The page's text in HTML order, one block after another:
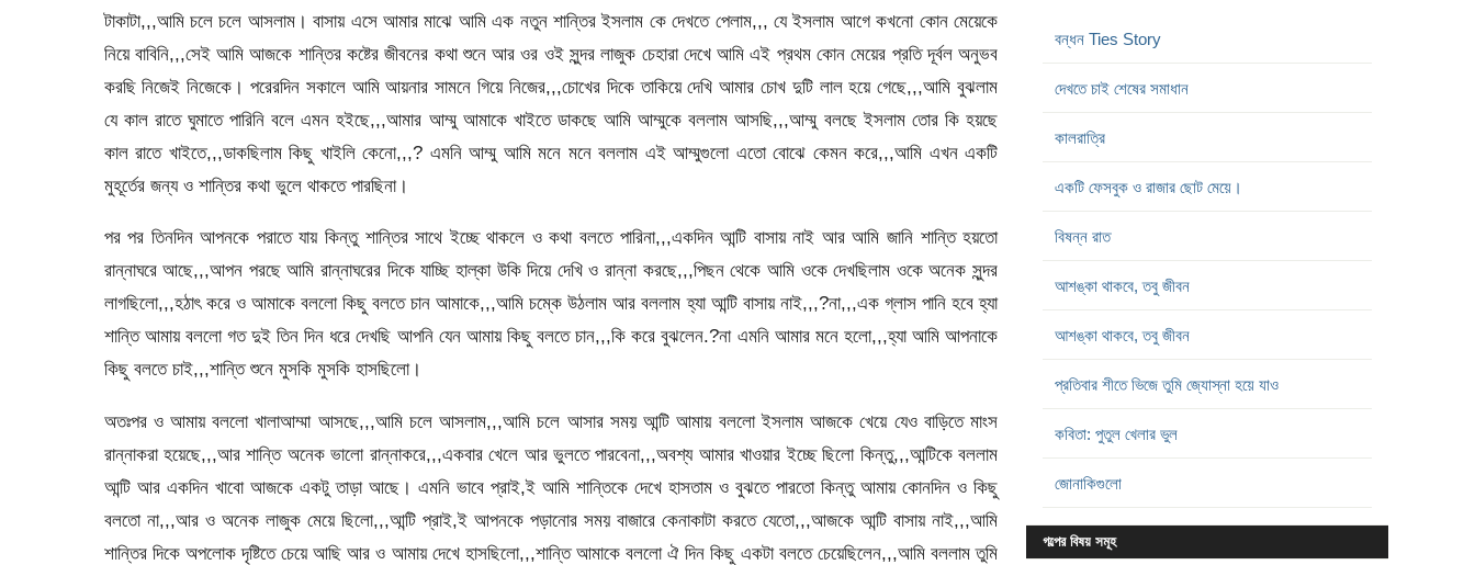
টাকাটা,,,আমি চলে চলে আসলাম। বাসায় এসে আমার মাঝে আমি এক নতুন শান্তির ইসলাম কে দেখতে পেলাম,,, যে ইসলাম আগে কখনো কোন মেয়েকে
নিয়ে বাবিনি,,,সেই আমি আজকে শান্তির কষ্টের জীবনের কথা শুনে আর ওর ওই সুন্দর লাজুক চেহারা দেখে আমি এই প্রথম কোন মেয়ের প্রতি দূর্বল অনুভব
করছি নিজেই নিজেকে। পরেরদিন সকালে আমি আয়নার সামনে গিয়ে নিজের,,,চোখের দিকে তাকিয়ে দেখি আমার চোখ দুটি লাল হয়ে গেছে,,,আমি বুঝলাম
যে কাল রাতে ঘুমাতে পারিনি বলে এমন হইছে,,,আমার আম্মু আমাকে খাইতে ডাকছে আমি আম্মুকে বললাম আসছি,,,আম্মু বলছে ইসলাম তোর কি হয়ছে
কাল রাতে খাইতে,,,ডাকছিলাম কিছু খাইলি কেনো,,,? এমনি আম্মু আমি মনে মনে বললাম এই আম্মুগুলো এতো বোঝে কেমন করে,,,আমি এখন একটি
মুহূর্তের জন্য ও শান্তির কথা ভুলে থাকতে পারছিনা।
পর পর তিনদিন আপনকে পরাতে যায় কিন্তু শান্তির সাথে ইচ্ছে থাকলে ও কথা বলতে পারিনা,,,একদিন আন্টি বাসায় নাই আর আমি জানি শান্তি হয়তো
রান্নাঘরে আছে,,,আপন পরছে আমি রান্নাঘরের দিকে যাচ্ছি হাল্কা উকি দিয়ে দেখি ও রান্না করছে,,,পিছন থেকে আমি ওকে দেখছিলাম ওকে অনেক সুন্দর
লাগছিলো,,,হঠাৎ করে ও আমাকে বললো কিছু বলতে চান আমাকে,,,আমি চম্কে উঠলাম আর বললাম হ্যা আন্টি বাসায় নাই,,,?না,,,এক গ্লাস পানি হবে হ্যা
শান্তি আমায় বললো গত দুই তিন দিন ধরে দেখছি আপনি যেন আমায় কিছু বলতে চান,,,কি করে বুঝলেন.?না এমনি আমার মনে হলো,,,হ্যা আমি আপনাকে
কিছু বলতে চাই,,,শান্তি শুনে মুসকি মুসকি হাসছিলো।
অতঃপর ও আমায় বললো খালাআম্মা আসছে,,,আমি চলে আসলাম,,,আমি চলে আসার সময় আন্টি আমায় বললো ইসলাম আজকে খেয়ে যেও বাড়িতে মাংস
রান্নাকরা হয়েছে,,,আর শান্তি অনেক ভালো রান্নাকরে,,,একবার খেলে আর ভুলতে পারবেনা,,,অবশ্য আমার খাওয়ার ইচ্ছে ছিলো কিন্তু,,,আন্টিকে বললাম
আন্টি আর একদিন খাবো আজকে একটু তাড়া আছে। এমনি ভাবে প্রাই,ই আমি শান্তিকে দেখে হাসতাম ও বুঝতে পারতো কিন্তু আমায় কোনদিন ও কিছু
বলতো না,,,আর ও অনেক লাজুক মেয়ে ছিলো,,,আন্টি প্রাই,ই আপনকে পড়ানোর সময় বাজারে কেনাকাটা করতে যেতো,,,আজকে আন্টি বাসায় নাই,,,আমি
শান্তির দিকে অপলোক দৃষ্টিতে চেয়ে আছি আর ও আমায় দেখে হাসছিলো,,,শান্তি আমাকে বললো ঐ দিন কিছু একটা বলতে চেয়েছিলেন,,,আমি বললাম তুমি
বন্ধন Ties Story
দেখতে চাই শেষের সমাধান
কালরাত্রি
একটি ফেসবুক ও রাজার ছোট মেয়ে।
বিষন্ন রাত
আশঙ্কা থাকবে, তবু জীবন
আশঙ্কা থাকবে, তবু জীবন
প্রতিবার শীতে ভিজে তুমি জ্যোস্না হয়ে যাও
কবিতা: পুতুল খেলার ভুল
জোনাকিগুলো
গল্পের বিষয় সমূহ